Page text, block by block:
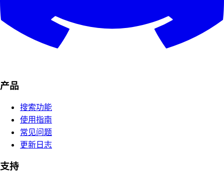
产品
搜索功能
使用指南
常见问题
更新日志
支持